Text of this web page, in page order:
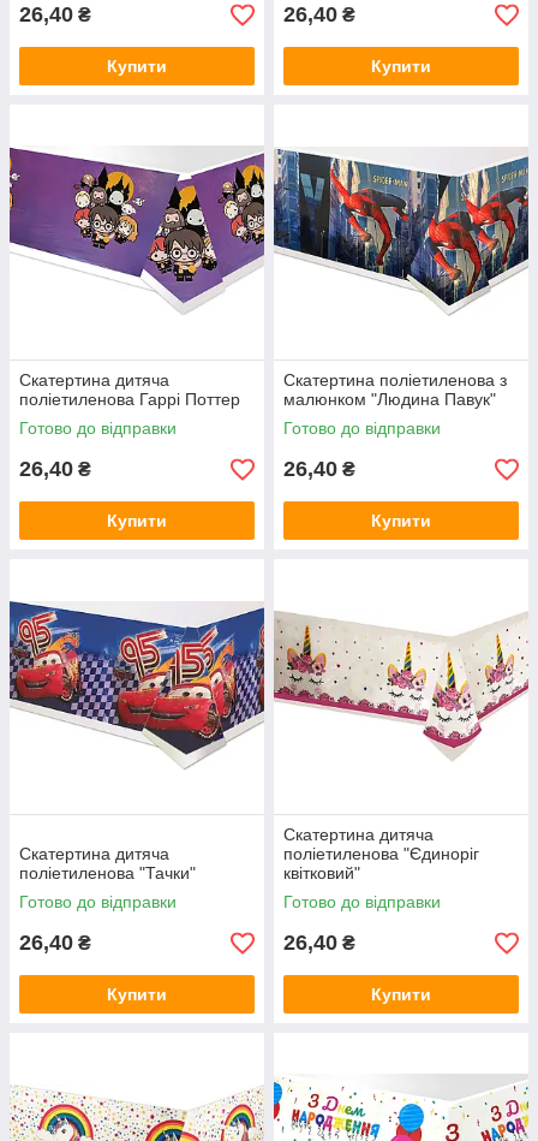
26,40 ₴
Купити
26,40 ₴
Купити
Скатертина дитяча
поліетиленова Гаррі Поттер
Готово до відправки
26,40 ₴
Купити
Скатертина поліетиленова з
малюнком "Людина Павук"
Готово до відправки
26,40 ₴
Купити
Скатертина дитяча
поліетиленова "Тачки"
Готово до відправки
26,40 ₴
Купити
Скатертина дитяча
поліетиленова "Єдиноріг
квітковий"
Готово до відправки
26,40 ₴
Купити